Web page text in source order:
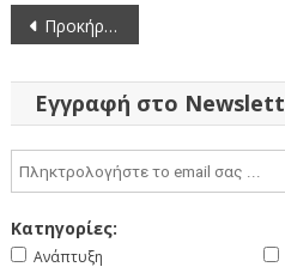
Πλοήγηση
άρθρων
Προκήρυξη θέσης σε Κοινοπραξία Innovative Medicines Initiative 2 (IMI2 JU) (3-9-2018) – Παράταση προθεσμίας υποβολής αιτήσεων
Εγγραφή στο
Κατηγορίες:
Ανάπτυξη